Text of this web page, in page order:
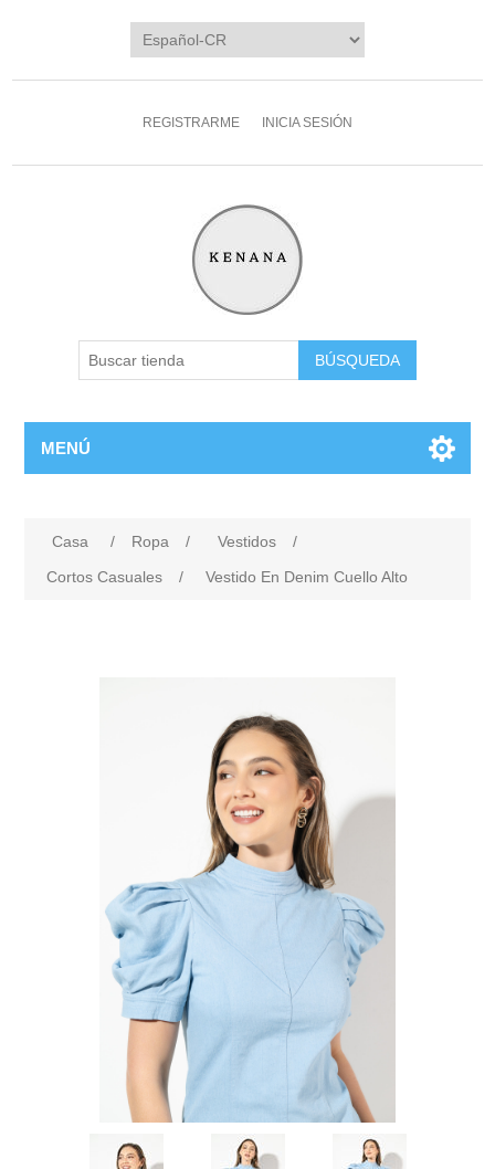
REGISTRARME INICIA SESIÓN
MENÚ
Casa / Ropa / Vestidos
/
Cortos Casuales
/ Vestido En Denim Cuello Alto